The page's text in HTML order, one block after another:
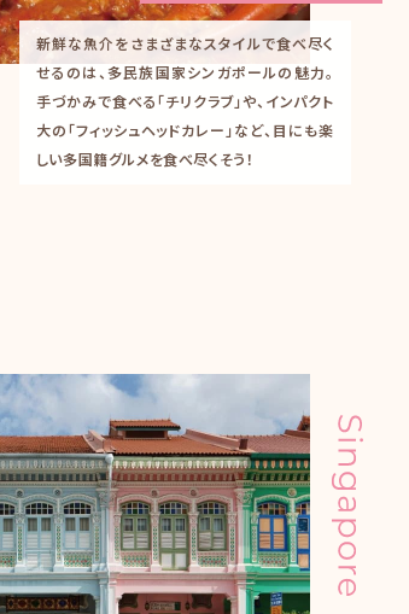
新鮮な魚介をさまざまなスタイルで食べ尽く
せるのは、多民族国家シンガポールの魅力。
手づかみで食べる「チリクラブ」や、インパクト
大の「フィッシュヘッドカレー」など、目にも楽
しい多国籍グルメを食べ尽くそう！